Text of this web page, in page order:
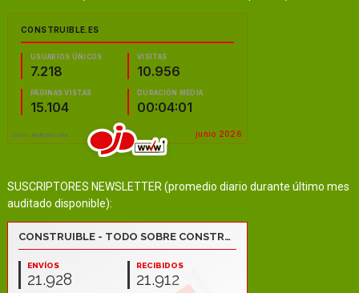
SUSCRIPTORES NEWSLETTER (promedio diario durante último mes
auditado disponible):